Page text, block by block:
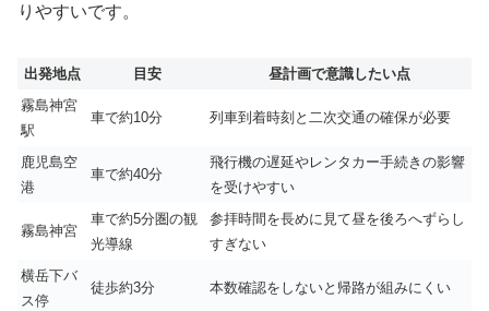
りやすいです。
出発地点 目安
昼計画で意識したい点
霧島神宮
駅
車で約10分 列車到着時刻と二次交通の確保が必要
鹿児島空
港
車で約40分
飛行機の遅延やレンタカー手続きの影響
を受けやすい
霧島神宮
車で約5分圏の観
光導線
参拝時間を長めに見て昼を後ろへずらし
すぎない
横岳下バ
ス停
徒歩約3分 本数確認をしないと帰路が組みにくい